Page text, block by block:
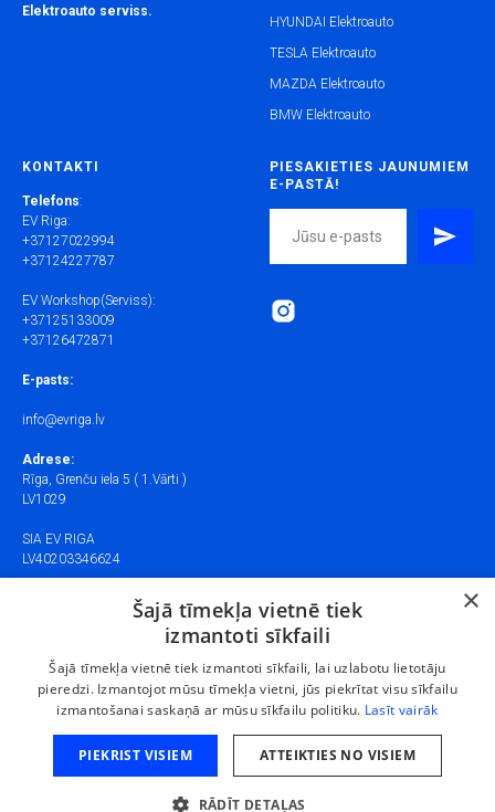
Cookies managing
We use cookies to provide the best site experience.
Accept All
Elektroauto serviss.
HYUNDAI Elektroauto
TESLA Elektroauto
MAZDA Elektroauto
BMW Elektroauto
KONTAKTI
Telefons:
EV Riga:
+37127022994
+37124227787
EV Workshop(Serviss):
+37125133009
+37126472871
E-pasts:
info@evriga.lv
Adrese:
Rīga, Grenču iela 5 ( 1.Vārti )
LV1029
SIA EV RIGA
LV40203346624
PIESAKIETIES JAUNUMIEM
E-PASTĀ!
×
Šajā tīmekļa vietnē tiek
izmantoti sīkfaili
Šajā tīmekļa vietnē tiek izmantoti sīkfaili, lai uzlabotu lietotāju
pieredzi. Izmantojot mūsu tīmekļa vietni, jūs piekrītat visu sīkfailu
izmantošanai saskaņā ar mūsu sīkfailu politiku. Lasīt vairāk
PIEKRIST VISIEM ATTEIKTIES NO VISIEM
RĀDĪT DETAĻAS